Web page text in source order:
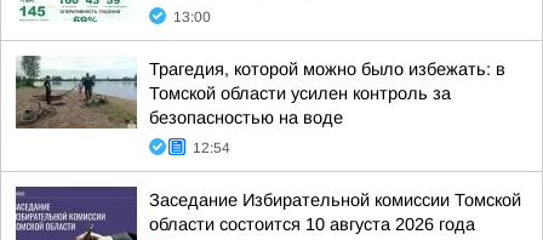
13:00
Трагедия, которой можно было избежать: в
Томской области усилен контроль за
безопасностью на воде
12:54
Заседание Избирательной комиссии Томской
области состоится 10 августа 2026 года